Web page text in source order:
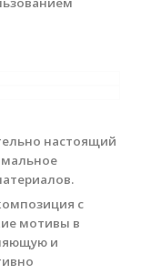
настоящий
с
мотивы в
и